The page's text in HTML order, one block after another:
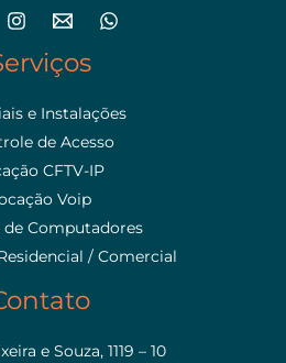
e Instalações
de Acesso
CFTV-IP
Voip
de Computadores
/ Comercial
e Souza, 1119 – 10